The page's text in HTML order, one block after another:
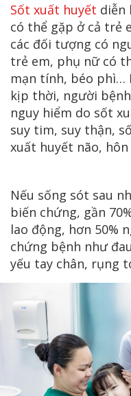
Sốt xuất huyết diễn
có thể gặp ở cả trẻ
các đối tượng có
trẻ em, phụ nữ có
mạn tính, béo phì…
kịp thời, người
nguy hiểm do sốt
suy tim, suy thận,
xuất huyết não,
Nếu sống sót sau
biến chứng, gần
lao động, hơn 50%
chứng bệnh như
yếu tay chân, rụng